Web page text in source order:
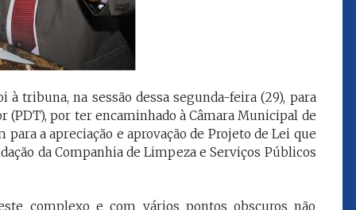
à tribuna, na sessão dessa segunda-feira (29), para
(PDT), por ter encaminhado à Câmara Municipal de
a apreciação e aprovação de Projeto de Lei que
da Companhia de Limpeza e Serviços Públicos
complexo e com vários pontos obscuros não
Superior
do
no
e de
da Justiça
presidente
Justiça do
o Biênio